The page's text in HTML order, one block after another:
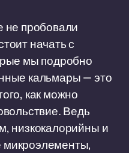
не пробовали
начать с
мы подробно
кальмары — это
как можно
Ведь
низкокалорийны и